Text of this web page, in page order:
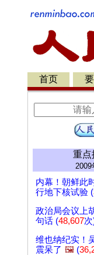
首页
重点
2009
内幕！朝鲜此
行地下核试验 (
政治局会议上
句话 (48,607次
维也纳纪实！
震呆了 🖼️ (